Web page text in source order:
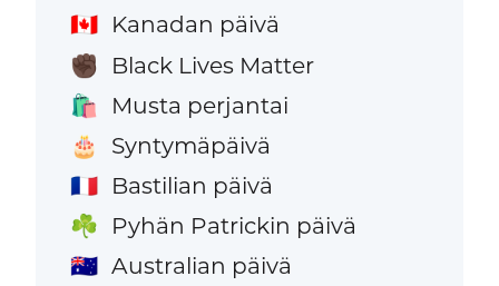
🇨🇦 Kanadan päivä
✊🏿 Black Lives Matter
🛍️ Musta perjantai
🎂 Syntymäpäivä
🇫🇷 Bastilian päivä
☘️ Pyhän Patrickin päivä
🇦🇺 Australian päivä